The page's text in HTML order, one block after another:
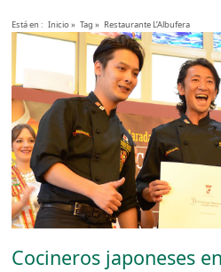
Está en : Inicio» Tag » Restaurante L’Albufera
Cocineros japoneses